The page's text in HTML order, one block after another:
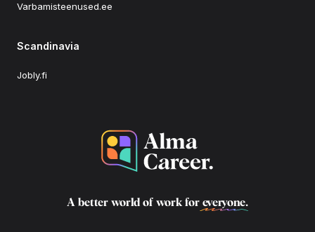
Varbamisteenused.ee
Scandinavia
Jobly.fi
A better world of work for everyone.